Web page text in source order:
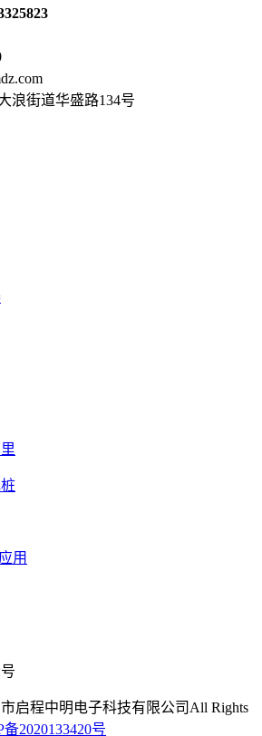
浪街道华盛路134号
用
启程中明电子科技有限公司 All Rights
备2020133420号